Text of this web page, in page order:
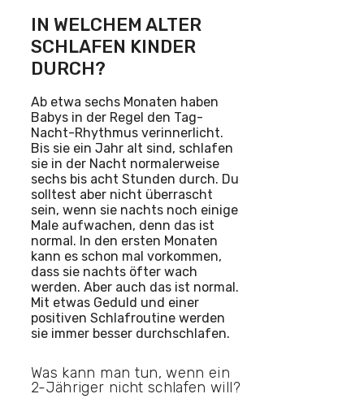
IN WELCHEM ALTER
SCHLAFEN KINDER
DURCH?
Ab etwa sechs Monaten haben
Babys in der Regel den Tag-
Nacht-Rhythmus verinnerlicht.
Bis sie ein Jahr alt sind, schlafen
sie in der Nacht normalerweise
sechs bis acht Stunden durch. Du
solltest aber nicht überrascht
sein, wenn sie nachts noch einige
Male aufwachen, denn das ist
normal. In den ersten Monaten
kann es schon mal vorkommen,
dass sie nachts öfter wach
werden. Aber auch das ist normal.
Mit etwas Geduld und einer
positiven Schlafroutine werden
sie immer besser durchschlafen.
Was kann man tun, wenn ein
2-Jähriger nicht schlafen will?